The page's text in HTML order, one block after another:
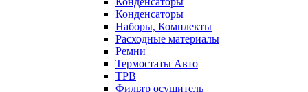
Конденсаторы
Наборы, Комплекты
Расходные материалы
Ремни
Термостаты Авто
ТРВ
Фильтр осушитель